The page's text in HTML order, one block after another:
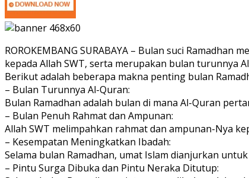
ROROKEMBANG SURABAYA – Bulan suci
kepada Allah SWT, serta merupakan bulan turunnya
Berikut adalah beberapa makna penting bulan
– Bulan Turunnya Al-Quran:
Bulan Ramadhan adalah bulan di mana Al-Quran
– Bulan Penuh Rahmat dan Ampunan:
Allah SWT melimpahkan rahmat dan ampunan-Nya
– Kesempatan Meningkatkan Ibadah:
Selama bulan Ramadhan, umat Islam dianjurkan
– Pintu Surga Dibuka dan Pintu Neraka Ditutup: